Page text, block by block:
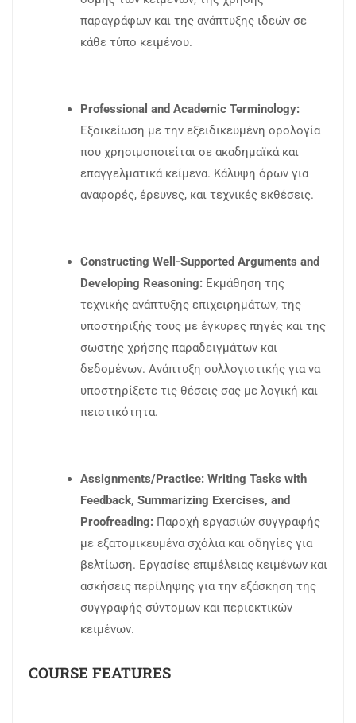
παραγράφων και της ανάπτυξης ιδεών σε
κάθε τύπο κειμένου.
Professional and Academic Terminology:
Εξοικείωση με την εξειδικευμένη ορολογία
που χρησιμοποιείται σε ακαδημαϊκά και
επαγγελματικά κείμενα. Κάλυψη όρων για
αναφορές, έρευνες, και τεχνικές εκθέσεις.
Constructing Well-Supported Arguments and
Developing Reasoning: Εκμάθηση της
τεχνικής ανάπτυξης επιχειρημάτων, της
υποστήριξής τους με έγκυρες πηγές και της
σωστής χρήσης παραδειγμάτων και
δεδομένων. Ανάπτυξη συλλογιστικής για να
υποστηρίξετε τις θέσεις σας με λογική και
πειστικότητα.
Assignments/Practice: Writing Tasks with
Feedback, Summarizing Exercises, and
Proofreading: Παροχή εργασιών συγγραφής
με εξατομικευμένα σχόλια και οδηγίες για
βελτίωση. Εργασίες επιμέλειας κειμένων και
ασκήσεις περίληψης για την εξάσκηση της
συγγραφής σύντομων και περιεκτικών
κειμένων.
COURSE FEATURES